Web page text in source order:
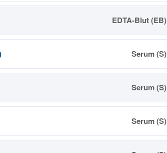
EDTA-Blut (EB)
Serum (S)
Serum (S)
Serum (S)